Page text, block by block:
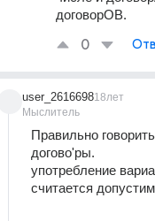
договорОВ.
0
user_2616698
Мыслитель
18лет
Правильно
догово'ры.
употребление
считается